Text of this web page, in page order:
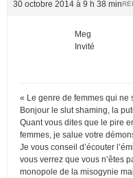
30 octobre 2014 à 9 h 38 min
Meg
Invité
« Le genre de femmes qui ne
Bonjour le slut shaming, la
Quant vous dites que le pire
femmes, je salue votre
Je vous conseil d’écouter
vous verrez que vous n’êtes
monopole de la misogynie